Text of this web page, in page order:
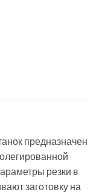
предназначен
резки в
заготовку на